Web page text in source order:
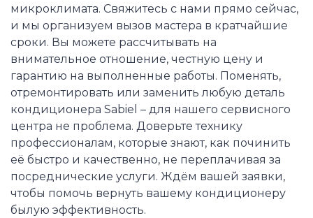
микроклимата. Свяжитесь с нами прямо сейчас,
и мы организуем вызов мастера в кратчайшие
сроки. Вы можете рассчитывать на
внимательное отношение, честную цену и
гарантию на выполненные работы. Поменять,
отремонтировать или заменить любую деталь
кондиционера Sabiel – для нашего сервисного
центра не проблема. Доверьте технику
профессионалам, которые знают, как починить
её быстро и качественно, не переплачивая за
посреднические услуги. Ждём вашей заявки,
чтобы помочь вернуть вашему кондиционеру
былую эффективность.